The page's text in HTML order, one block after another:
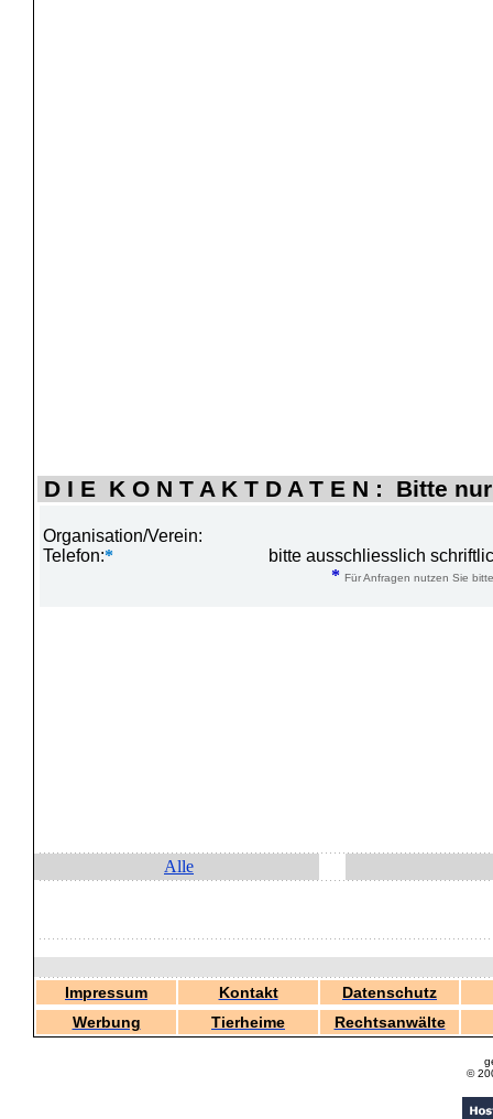
D I E K O N T A K T D A T E N : Bitte
Organisation/Verein:
Telefon:*
bitte ausschliesslich
* Für Anfragen nutzen Sie
Alle
Impressum Kontakt
Datenschutz
Werbung
Tierheime Rechtsanwälte
©